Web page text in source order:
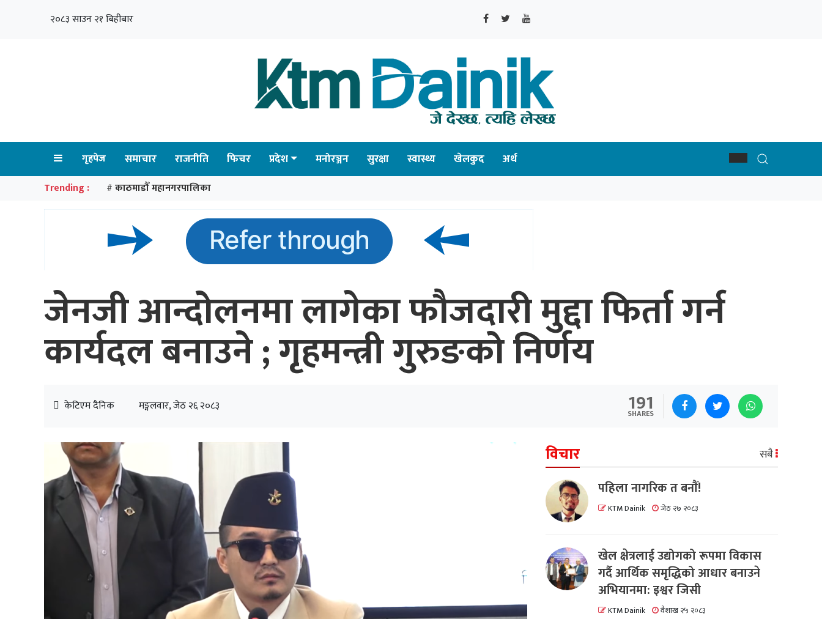
२०८३ साउन २१ बिहीबार
गृहपेज समाचार राजनीति फिचर प्रदेश मनोरञ्जन सुरक्षा स्वास्थ्य खेलकुद अर्थ
Trending : # काठमाडौँ महानगरपालिका
जेनजी आन्दोलनमा लागेका फौजदारी मुद्दा फिर्ता गर्न
कार्यदल बनाउने ; गृहमन्त्री गुरुङको निर्णय
केटिएम दैनिक मङ्गलवार, जेठ २६ २०८३ 191
SHARES
विचार सबै
पहिला नागरिक त बनाैं!
KTM Dainik जेठ २७ २०८३
खेल क्षेत्रलाई उद्योगको रूपमा विकास
गर्दै आर्थिक समृद्धिको आधार बनाउने
अभियानमा: इश्वर जिसी
KTM Dainik वैशाख २५ २०८३